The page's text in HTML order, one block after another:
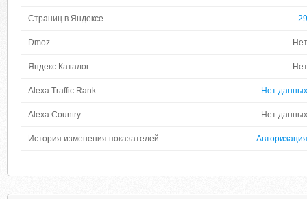
Страниц в Яндексе 29
Dmoz Нет
Яндекс Каталог Нет
Alexa Traffic Rank Нет данных
Alexa Country Нет данных
История изменения показателей Авторизация